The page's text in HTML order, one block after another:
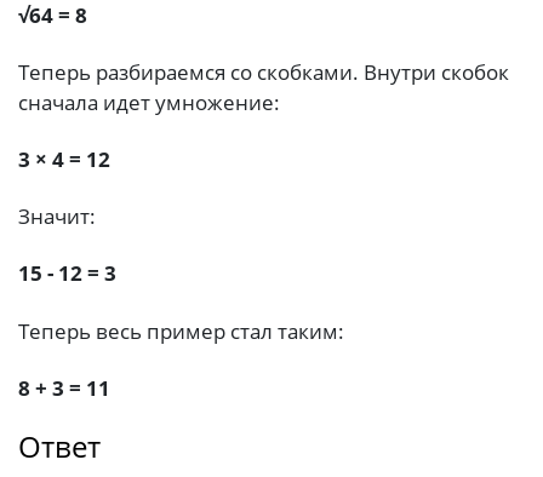
√64 = 8
Теперь разбираемся со скобками. Внутри скобок
сначала идет умножение:
3 × 4 = 12
Значит:
15 - 12 = 3
Теперь весь пример стал таким:
8 + 3 = 11
Ответ